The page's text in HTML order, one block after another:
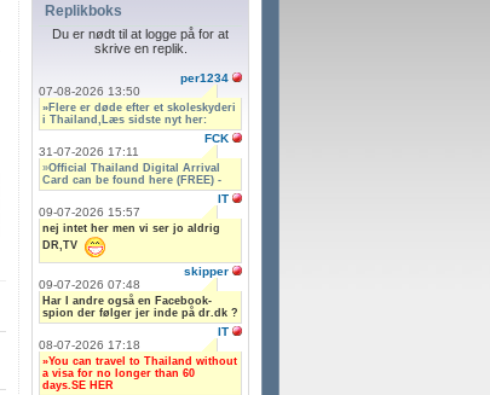
Replikboks
Du er nødt til at logge på for at
skrive en replik.
per1234
07-08-2026 13:50
»Flere er døde efter et skoleskyderi
i Thailand,Læs sidste nyt her:
FCK
31-07-2026 17:11
»Official Thailand Digital Arrival
Card can be found here (FREE) -
IT
09-07-2026 15:57
nej intet her men vi ser jo aldrig
DR,TV
skipper
09-07-2026 07:48
Har I andre også en Facebook-
spion der følger jer inde på dr.dk ?
IT
08-07-2026 17:18
»You can travel to Thailand without
a visa for no longer than 60
days.SE HER